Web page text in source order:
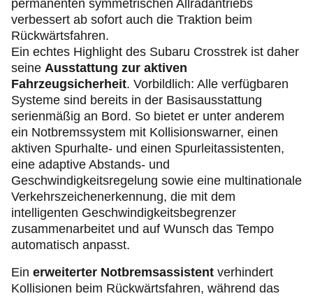
permanenten symmetrischen Allradantriebs
verbessert ab sofort auch die Traktion beim
Rückwärtsfahren.
Ein echtes Highlight des Subaru Crosstrek ist daher
seine Ausstattung zur aktiven
Fahrzeugsicherheit. Vorbildlich: Alle verfügbaren
Systeme sind bereits in der Basisausstattung
serienmäßig an Bord. So bietet er unter anderem
ein Notbremssystem mit Kollisionswarner, einen
aktiven Spurhalte- und einen Spurleitassistenten,
eine adaptive Abstands- und
Geschwindigkeitsregelung sowie eine multinationale
Verkehrszeichenerkennung, die mit dem
intelligenten Geschwindigkeitsbegrenzer
zusammenarbeitet und auf Wunsch das Tempo
automatisch anpasst.
Ein erweiterter Notbremsassistent verhindert
Kollisionen beim Rückwärtsfahren, während das